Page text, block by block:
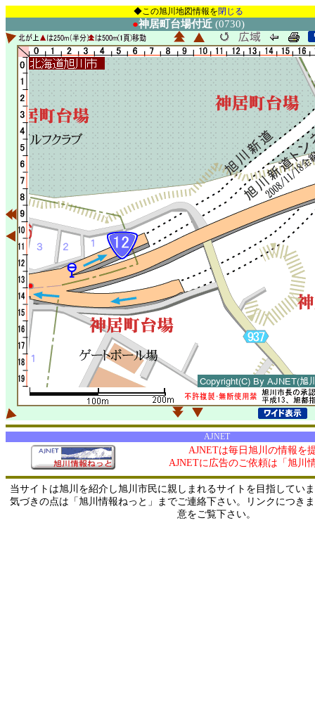
◆この旭川地図情報を閉じる
●神居町台場付近 (0730)
AJNET
AJNETは毎日旭川の情報を
AJNETに広告のご依頼は「旭川
当サイトは旭川を紹介し旭川市民に親しまれるサイトを目指してい
気づきの点は「旭川情報ねっと」までご連絡下さい。リンクにつき
意をご覧下さい。